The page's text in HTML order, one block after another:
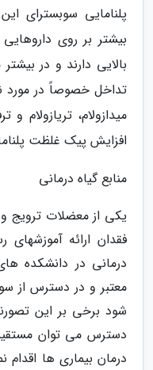
پلنامایی سوبسترای
بیشتر بر روی
بالایی دارند و در
تداخل خصوصاً در مورد
میدازولام، تریازولام
افزایش پیک غلظت
منابع گیاه درمانی
یکی از معضلات ترویج و
فقدان ارائه
درمانی در دانشکده
معتبر و در دسترس از
شود برخی بر این
دسترس می توان
درمان بیماری ها اقدام